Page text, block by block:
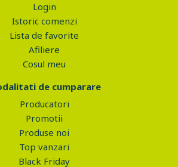
Login
Istoric comenzi
Lista de favorite
Afiliere
Cosul meu
de cumparare
Producatori
Promotii
Produse noi
Top vanzari
Black Friday